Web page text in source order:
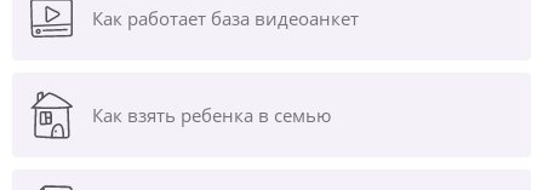
Как работает база видеоанкет
Как взять ребенка в семью